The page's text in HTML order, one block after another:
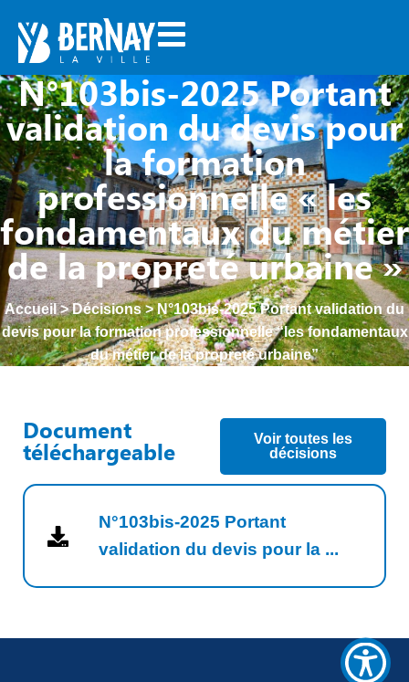
N°103bis-2025 Portant
validation du devis pour
la formation
professionnelle « les
fondamentaux du métier
de la propreté urbaine »
Accueil>Décisions>N°103bis-2025 Portant validation du
devis pour la formation professionnelle “les fondamentaux
du métier de la propreté urbaine”
Document
téléchargeable
Voir toutes les
décisions
N°103bis-2025 Portant
validation du devis pour la ...